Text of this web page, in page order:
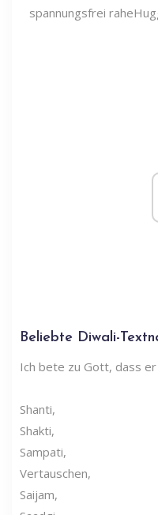
spannungsfrei
Beliebte Diwali-
Ich bete zu Gott, dass
Shanti,
Shakti,
Sampati,
Vertauschen,
Saijam,